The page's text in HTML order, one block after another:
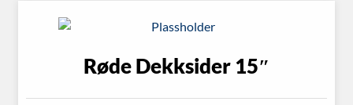
Røde Dekksider 15″